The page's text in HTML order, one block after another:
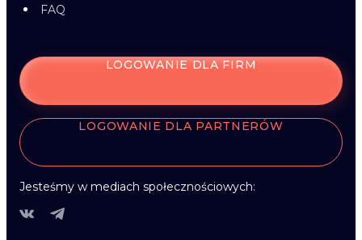
FAQ
LOGOWANIE DLA FIRM
LOGOWANIE DLA PARTNERÓW
Jesteśmy w mediach społecznościowych: